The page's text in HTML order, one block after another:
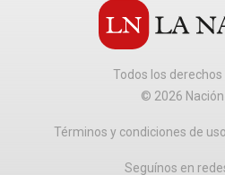
Todos los
© 2026
Términos y condiciones de
Seguínos en